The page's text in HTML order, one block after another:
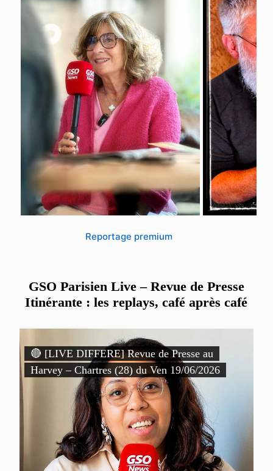
Reportage premium
GSO Parisien Live – Revue de Presse
Itinérante : les replays, café après café
🔴 [LIVE DIFFERE] Revue de Presse au
Harvey – Chartres (28) du Ven 19/06/2026